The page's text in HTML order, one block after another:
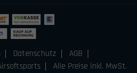
Datenschutz
AGB
Alle Preise inkl. MwSt.